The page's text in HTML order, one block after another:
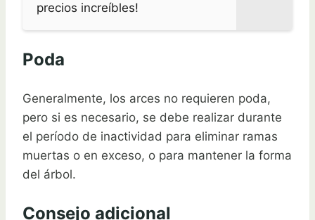
precios increíbles!
Poda
Generalmente, los arces no requieren poda,
pero si es necesario, se debe realizar durante
el período de inactividad para eliminar ramas
muertas o en exceso, o para mantener la forma
del árbol.
Consejo adicional